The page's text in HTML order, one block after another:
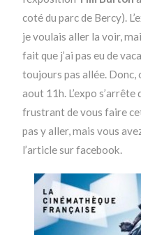
coté du parc de Bercy).
je voulais aller la voir,
fait que j’ai pas eu de
toujours pas allée. Donc,
aout 11h. L’expo s’arrête
frustrant de vous faire
pas y aller, mais vous
l’article sur facebook.